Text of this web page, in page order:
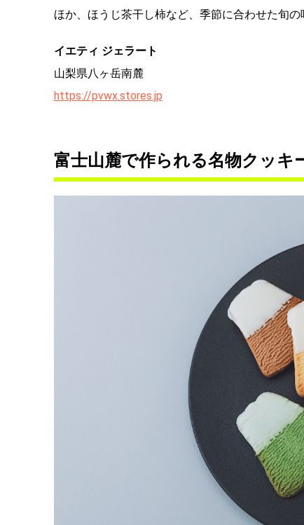
ほか、ほうじ茶干し柿など、季節に合わせた旬の
イエティ ジェラート
山梨県八ヶ岳南麓
https://pvwx.stores.jp
富士山麓で作られる名物クッキ